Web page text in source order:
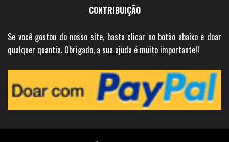
CONTRIBUIÇÃO
Se você gostou do nosso site, basta clicar no botão abaixo e doar
qualquer quantia. Obrigado, a sua ajuda é muito importante!!